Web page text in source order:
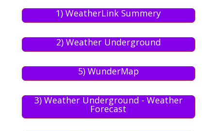
1) WeatherLink Summery
2) Weather Underground
5) WunderMap
3) Weather Underground - Weather
Forecast